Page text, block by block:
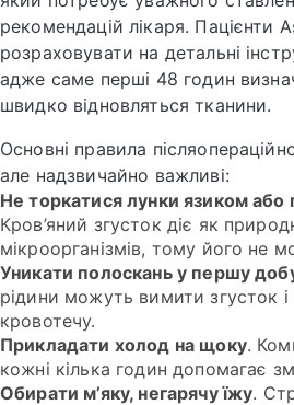
рекомендацій лікаря. Пацієнти
розраховувати на детальні
адже саме перші 48 годин
швидко відновляться тканини.
Основні правила
але надзвичайно важливі:
Не торкатися лунки язиком
Кров’яний згусток діє як
мікроорганізмів, тому його не
Уникати полоскань у першу
рідини можуть вимити згусток
кровотечу.
Прикладати холод на щоку.
кожні кілька годин допомагає
Обирати м’яку, негарячу їжу.